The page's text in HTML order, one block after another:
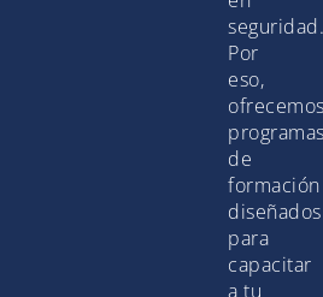
seguridad.
Por
eso,
de
formación
diseñados
para
capacitar
a tu